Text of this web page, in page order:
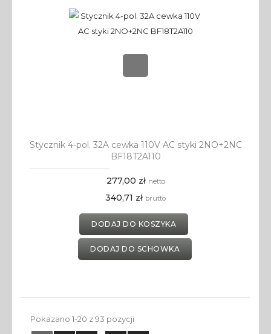
Stycznik 4-pol. 32A cewka 110V AC styki 2NO+2NC
BF18T2A110
277,00 zł netto
340,71 zł brutto
DODAJ DO KOSZYKA
DODAJ DO SCHOWKA
Pokazano 1-20 z 93 pozycji